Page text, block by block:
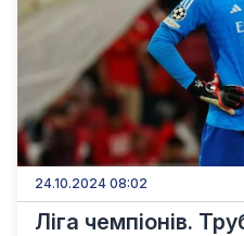
24.10.2024 08:02
Ліга чемпіонів.